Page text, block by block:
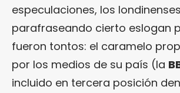
especulaciones, los
parafraseando cierto eslogan
fueron tontos: el caramelo
por los medios de su país (la
incluido en tercera posición